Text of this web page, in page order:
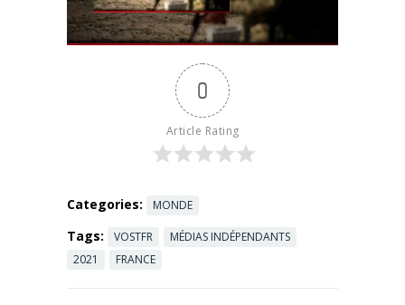
rend le
pouvoir.
Vraiment ?
Premier
verrou :
0
Article Rating
Categories: MONDE
Tags: VOSTFR
MÉDIAS INDÉPENDANTS
2021
FRANCE